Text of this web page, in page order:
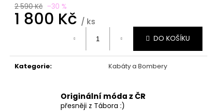
2 590 Kč –30 %
1 800 Kč / ks
DO KOŠÍKU
Kategorie: Kabáty a Bombery
Originální móda z ČR
přesněji z Tábora :)